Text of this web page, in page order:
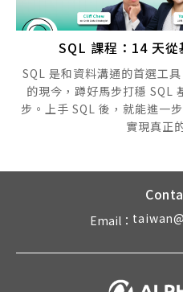
SQL 課程：14 天
SQL 是和資料溝通的首選工
的現今，蹲好馬步打穩 SQL
步。上手 SQL 後，就能進一
實現真正
Email：